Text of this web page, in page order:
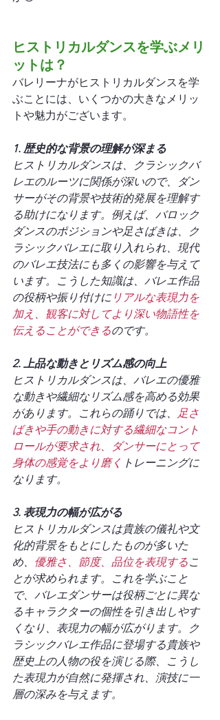
ヒストリカルダンスを学ぶメリ
ットは？
バレリーナがヒストリカルダンスを学
ぶことには、いくつかの大きなメリッ
トや魅力がございます。
1. 歴史的な背景の理解が深まる
ヒストリカルダンスは、クラシックバ
レエのルーツに関係が深いので、ダン
サーがその背景や技術的発展を理解す
る助けになります。例えば、バロック
ダンスのポジションや足さばきは、ク
ラシックバレエに取り入れられ、現代
のバレエ技法にも多くの影響を与えて
います。こうした知識は、バレエ作品
の役柄や振り付けに リアルな表現力を
加え、観客に対してより深い物語性を
伝えることができるのです。
2. 上品な動きとリズム感の向上
ヒストリカルダンスは、バレエの優雅
な動きや繊細なリズム感を高める効果
があります。これらの踊りでは、
足さ
ばきや手の動きに対する繊細なコント
ロールが要求され、ダンサーにとって
身体の感覚をより磨く トレーニングに
なります。
3. 表現力の幅が広がる
ヒストリカルダンスは貴族の儀礼や文
化的背景をもとにしたものが多いた
め、 優雅さ、節度、品位を表現するこ
とが求められます。これを学ぶこと
で、バレエダンサーは役柄ごとに異な
るキャラクターの個性を引き出しやす
くなり、表現力の幅が広がります。ク
ラシックバレエ作品に登場する貴族や
歴史上の人物の役を演じる際、こうし
た表現力が自然に発揮され、演技に一
層の深みを与えます。